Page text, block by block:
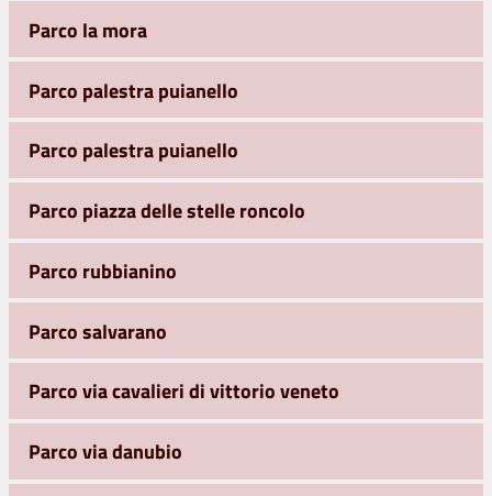
Parco la mora
Parco palestra puianello
Parco palestra puianello
Parco piazza delle stelle roncolo
Parco rubbianino
Parco salvarano
Parco via cavalieri di vittorio veneto
Parco via danubio